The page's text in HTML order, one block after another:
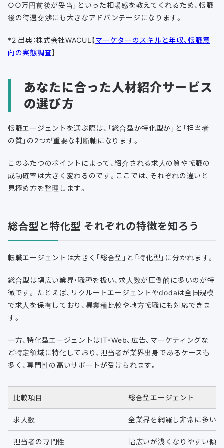
○○万円前後が妥当」といった相場感を教えてくれるため、転職
後の待遇交渉にも大きなアドバンテージになります。
*2 出典：株式会社WACUL【マーケターのスキルと年収、転職意
向の実態調査】
あなたに合った人材紹介サービス
の選び方
転職エージェントを選ぶ際は、「総合型か特化型か」と「担当者
の質」の2つが重要な判断軸になります。
このふたつのポイントによって、紹介される求人の質や転職の
成功確率は大きく変わるのです。ここでは、それぞれの違いと
見極め方を整理します。
総合型と特化型 それぞれの特徴を知ろう
転職エージェントは大きく「総合型」と「特化型」に分かれます。
総合型は幅広い業界・職種を扱い、求人数が圧倒的に多いのが特
徴です。 たとえば、リクルートエージェントやdodaは全国規模
で求人を保有しており、異業種比較や地方転職にも対応できま
す。
一方、特化型エージェントはIT・Web、広告、マーケティングな
ど特定領域に特化しており、担当者が業界出身であるケースも
多く、専門性の高いサポートが受けられます。
比較項目 総合型エージェント
求人数 全業界を網羅し非常に多い
担当者の専門性 幅広いが浅くなりやすい傾向